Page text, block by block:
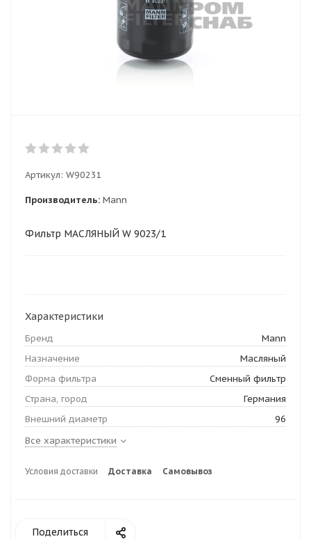
Артикул: W90231
Производитель: Mann
Фильтр МАСЛЯНЫЙ W 9023/1
Характеристики
Бренд
Mann
Назначение
Масляный
Форма фильтра
Сменный фильтр
Страна, город
Германия
Внешний диаметр
96
Все характеристики
Условия доставки Доставка Самовывоз
Поделиться